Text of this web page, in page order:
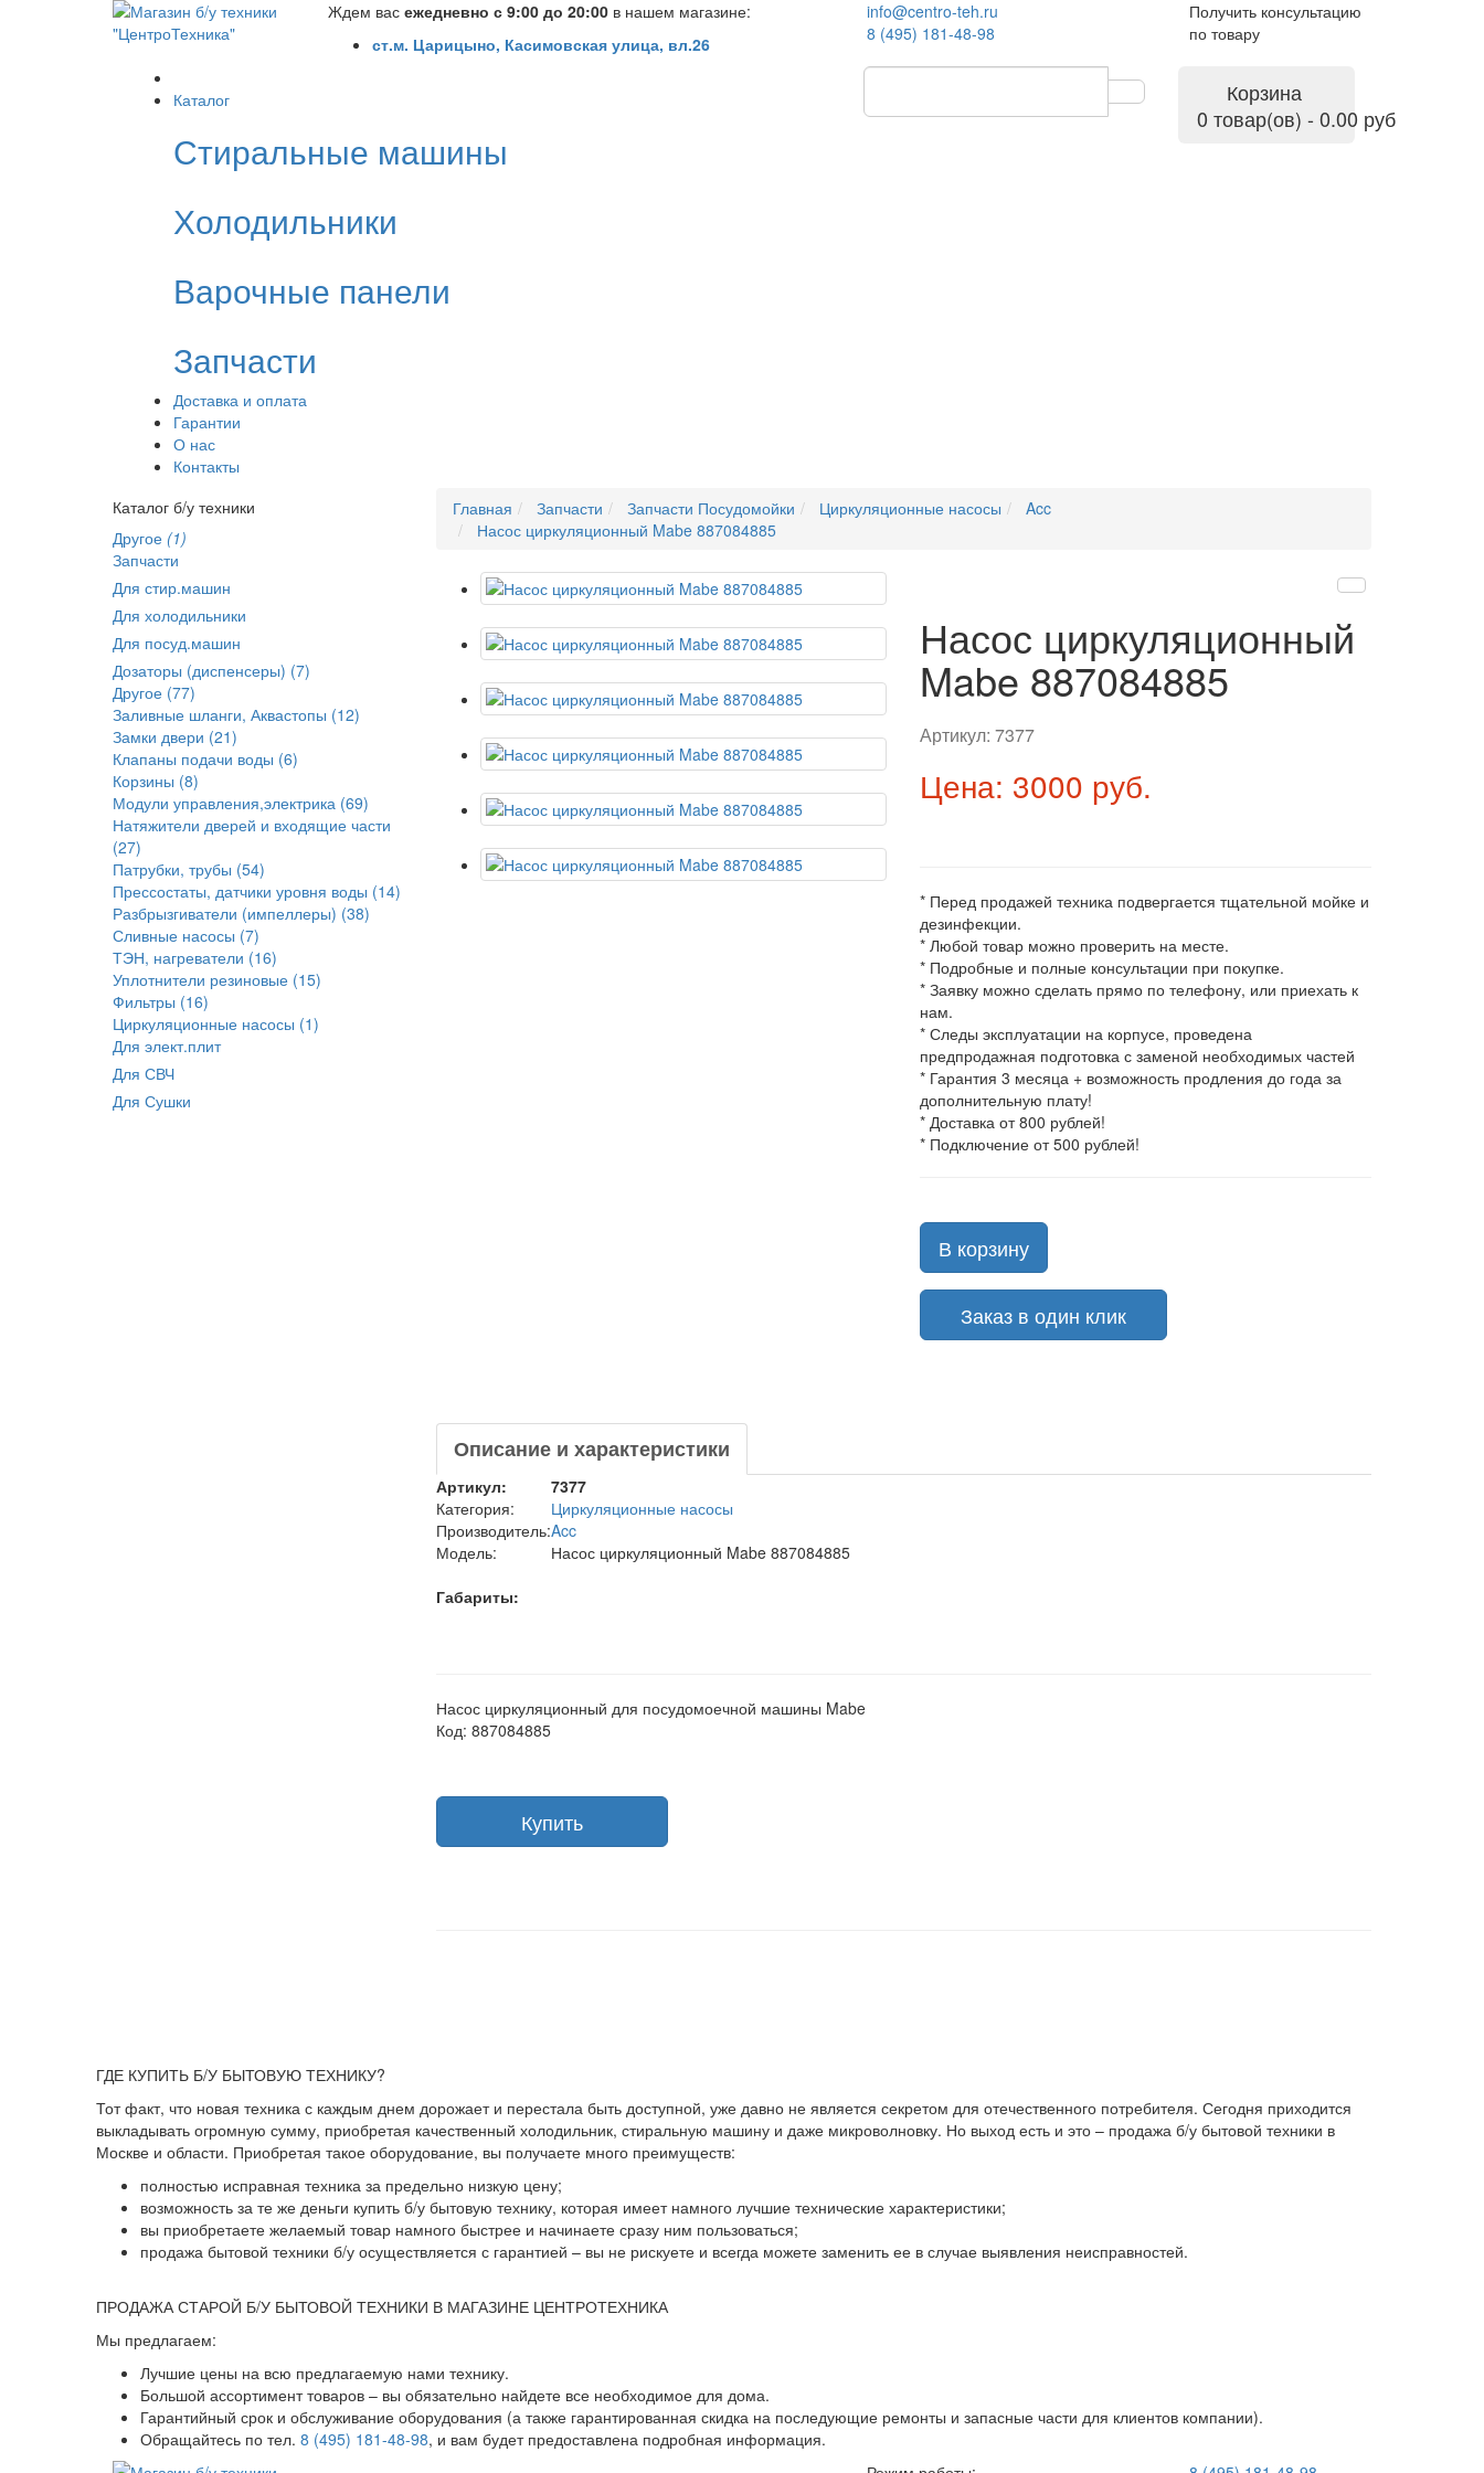
Ждем вас ежедневно с 9:00 до 20:00 в нашем магазине:
ст.м. Царицыно, Касимовская улица, вл.26
info@centro-teh.ru
8 (495) 181-48-98
Получить консультацию
по товару
Каталог
Стиральные машины
Холодильники
Варочные панели
Запчасти
Доставка и оплата
Гарантии
О нас
Контакты
Корзина
0 товар(ов) - 0.00 руб
Каталог б/у техники
Другое (1)
Запчасти
Для стир.машин
Для холодильники
Для посуд.машин
Дозаторы (диспенсеры) (7)
Другое (77)
Заливные шланги, Аквастопы (12)
Замки двери (21)
Клапаны подачи воды (6)
Корзины (8)
Модули управления,электрика (69)
Натяжители дверей и входящие части
(27)
Патрубки, трубы (54)
Прессостаты, датчики уровня воды (14)
Разбрызгиватели (импеллеры) (38)
Сливные насосы (7)
ТЭН, нагреватели (16)
Уплотнители резиновые (15)
Фильтры (16)
Циркуляционные насосы (1)
Для элект.плит
Для СВЧ
Для Сушки
Главная Запчасти Запчасти Посудомойки Циркуляционные насосы
Acc
Насос циркуляционный Mabe 887084885
Насос циркуляционный
Mabe 887084885
Артикул:7377
Цена: 3000 руб.
* Перед продажей техника подвергается тщательной мойке и
дезинфекции.
* Любой товар можно проверить на месте.
* Подробные и полные консультации при покупке.
* Заявку можно сделать прямо по телефону, или приехать к
нам.
* Следы эксплуатации на корпусе, проведена
предпродажная подготовка с заменой необходимых частей
* Гарантия 3 месяца + возможность продления до года за
дополнительную плату!
* Доставка от 800 рублей!
* Подключение от 500 рублей!
В корзину
Заказ в один клик
Описание и характеристики
Артикул:
7377
Категория:
Циркуляционные насосы
Производитель:Acc
Модель:
Насос циркуляционный Mabe 887084885
Габариты:
Насос циркуляционный для посудомоечной машины Mabe
Код: 887084885
ГДЕ КУПИТЬ Б/У БЫТОВУЮ ТЕХНИКУ?
Тот факт, что новая техника с каждым днем дорожает и перестала быть доступной, уже давно не является секретом для отечественного потребителя. Сегодня приходится
выкладывать огромную сумму, приобретая качественный холодильник, стиральную машину и даже микроволновку. Но выход есть и это – продажа б/у бытовой техники в
Москве и области. Приобретая такое оборудование, вы получаете много преимуществ:
полностью исправная техника за предельно низкую цену;
возможность за те же деньги купить б/у бытовую технику, которая имеет намного лучшие технические характеристики;
вы приобретаете желаемый товар намного быстрее и начинаете сразу ним пользоваться;
продажа бытовой техники б/у осуществляется с гарантией – вы не рискуете и всегда можете заменить ее в случае выявления неисправностей.
ПРОДАЖА СТАРОЙ Б/У БЫТОВОЙ ТЕХНИКИ В МАГАЗИНЕ ЦЕНТРОТЕХНИКА
Мы предлагаем:
Лучшие цены на всю предлагаемую нами технику.
Большой ассортимент товаров – вы обязательно найдете все необходимое для дома.
Гарантийный срок и обслуживание оборудования (а также гарантированная скидка на последующие ремонты и запасные части для клиентов компании).
Обращайтесь по тел. 8 (495) 181-48-98, и вам будет предоставлена подробная информация.